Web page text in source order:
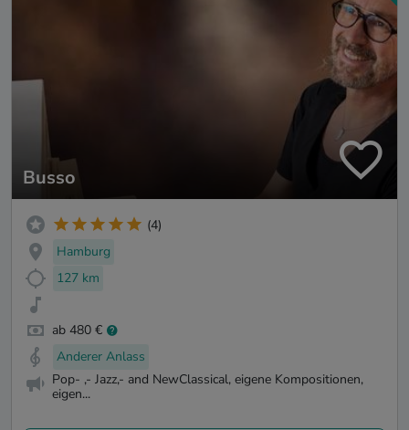
Busso
(4)
Hamburg
127 km
ab 480 €
Anderer Anlass
Pop- ,- Jazz,- and NewClassical, eigene Kompositionen,
eigen...